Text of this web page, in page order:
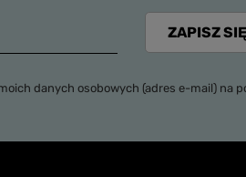
e-mail) na potrzeby wysyłki newslettera z informacją handlową
ZAPISZ